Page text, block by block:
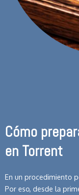
Cómo
en Torrent
En un procedimiento
Por eso, desde la